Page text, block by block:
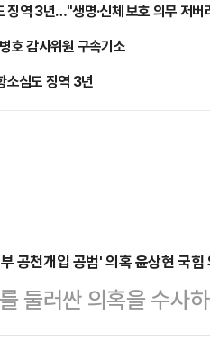
징역 3년…"생명·신체 보호 의무 저버
호 감사위원 구속기소
소심도 징역 3년
공천개입 공범' 의혹 윤상현 국힘
둘러싼 의혹을 수사
입' 의혹을 함께 받고